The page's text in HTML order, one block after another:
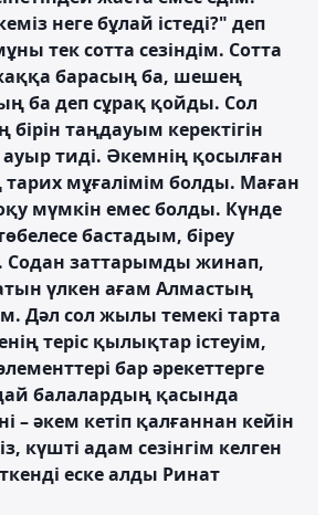
неге бұлай істеді?" деп
тек сотта сезіндім. Сотта
барасың ба, шешең
ба деп сұрақ қойды. Сол
бірін таңдауым керектігін
ауыр тиді. Әкемнің қосылған
мұғалімім болды. Маған
мүмкін емес болды. Күнде
бастадым, біреу
Содан заттарымды жинап,
үлкен ағам Алмастың
Дәл сол жылы темекі тарта
теріс қылықтар істеуім,
бар әрекеттерге
балалардың қасында
– әкем кетіп қалғаннан кейін
күшті адам сезінгім келген
еске алды Ринат